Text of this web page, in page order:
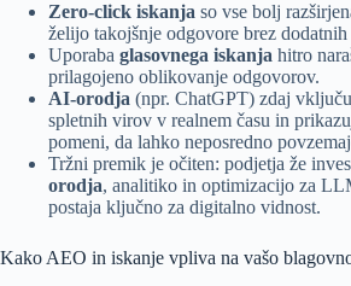
Zero-click iskanja so vse bolj
želijo takojšnje odgovore brez
Uporaba glasovnega iskanja hitro
prilagojeno oblikovanje odgovorov.
AI-orodja (npr. ChatGPT) zdaj
spletnih virov v realnem času in
pomeni, da lahko neposredno
Tržni premik je očiten: podjetja že
orodja, analitiko in optimizacijo za
postaja ključno za digitalno vidnost.
Kako AEO in iskanje vpliva na vašo